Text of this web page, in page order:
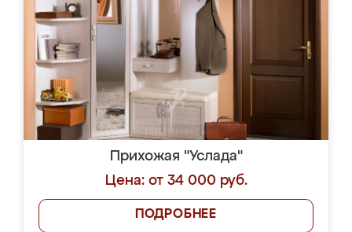
Прихожая "Услада"
Цена: от 34 000 руб.
ПОДРОБНЕЕ